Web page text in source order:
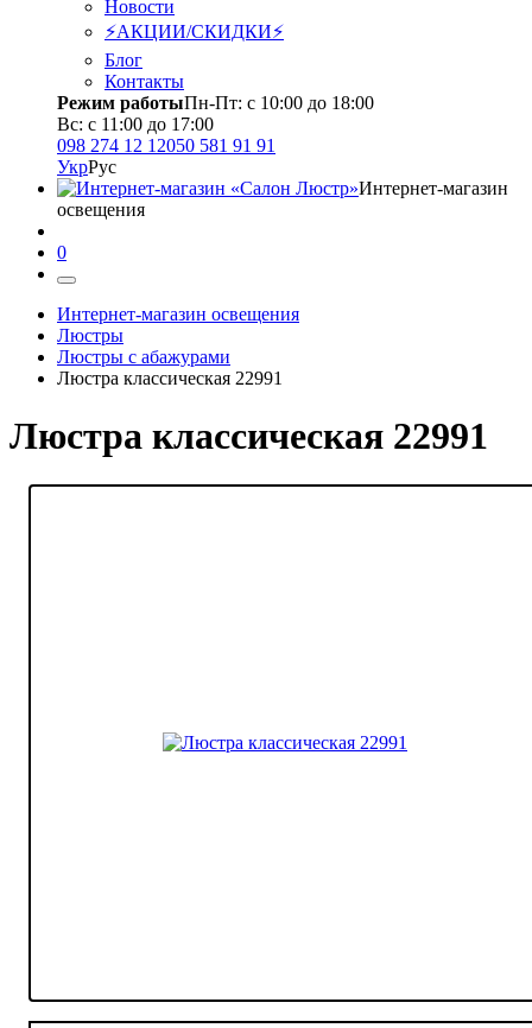
Новости
⚡АКЦИИ/СКИДКИ⚡
Блог
Контакты
Режим работыПн-Пт: с 10:00 до 18:00
Вс: с 11:00 до 17:00
098 274 12 12050 581 91 91
УкрРус
Интернет-магазин
освещения
0
Интернет-магазин освещения
Люстры
Люстры с абажурами
Люстра классическая 22991
Люстра классическая 22991